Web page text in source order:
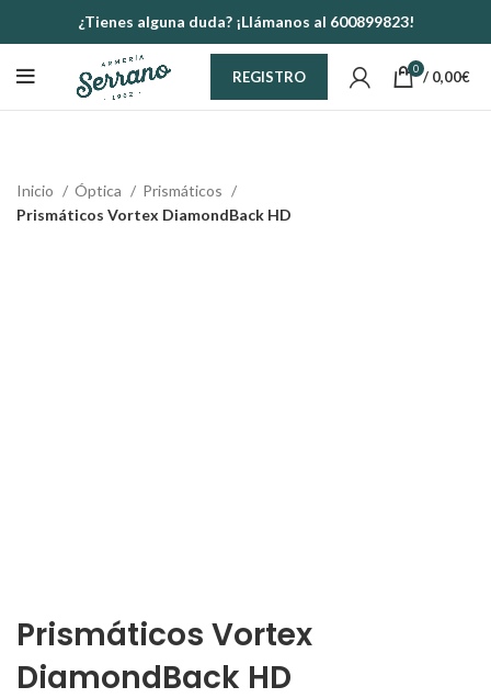
¿Tienes alguna duda? ¡Llámanos al 600899823!
REGISTRO 0 / 0,00€
Inicio Óptica
Prismáticos
Prismáticos Vortex DiamondBack HD
Prismáticos Vortex
DiamondBack HD